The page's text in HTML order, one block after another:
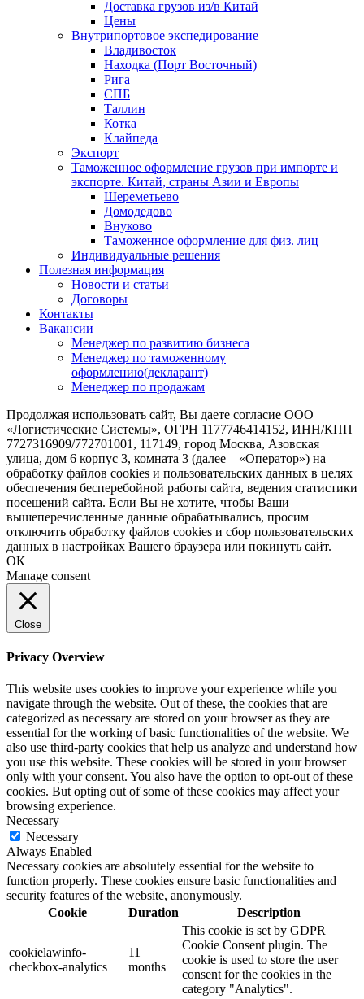
Доставка грузов из/в Китай
Цены
Внутрипортовое экспедирование
Владивосток
Находка (Порт Восточный)
Рига
СПБ
Таллин
Котка
Клайпеда
Экспорт
Таможенное оформление грузов при импорте и
экспорте. Китай, страны Азии и Европы
Шереметьево
Домодедово
Внуково
Таможенное оформление для физ. лиц
Индивидуальные решения
Полезная информация
Новости и статьи
Договоры
Контакты
Вакансии
Менеджер по развитию бизнеса
Менеджер по таможенному
оформлению(декларант)
Менеджер по продажам
Продолжая использовать сайт, Вы даете согласие ООО
«Логистические Системы», ОГРН 1177746414152, ИНН/КПП
7727316909/772701001, 117149, город Москва, Азовская
улица, дом 6 корпус 3, комната 3 (далее – «Оператор») на
обработку файлов cookies и пользовательских данных в целях
обеспечения бесперебойной работы сайта, ведения статистики
посещений сайта. Если Вы не хотите, чтобы Ваши
вышеперечисленные данные обрабатывались, просим
отключить обработку файлов cookies и сбор пользовательских
данных в настройках Вашего браузера или покинуть сайт.
ОК
Manage consent
Close
Privacy Overview
This website uses cookies to improve your experience while you
navigate through the website. Out of these, the cookies that are
categorized as necessary are stored on your browser as they are
essential for the working of basic functionalities of the website. We
also use third-party cookies that help us analyze and understand how
you use this website. These cookies will be stored in your browser
only with your consent. You also have the option to opt-out of these
cookies. But opting out of some of these cookies may affect your
browsing experience.
Necessary
Necessary
Always Enabled
Necessary cookies are absolutely essential for the website to
function properly. These cookies ensure basic functionalities and
security features of the website, anonymously.
Cookie
Duration Description
cookielawinfo-
checkbox-analytics
11
months
This cookie is set by GDPR
Cookie Consent plugin. The
cookie is used to store the user
consent for the cookies in the
category "Analytics".